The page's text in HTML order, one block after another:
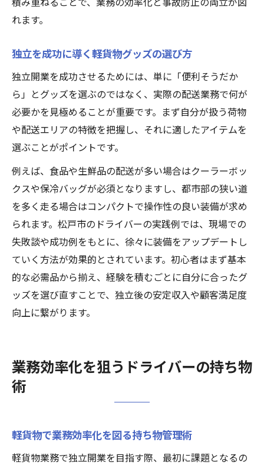
れます。
独立を成功に導く軽貨物グッズの選び方
独立開業を成功させるためには、単に「便利そうだか
ら」とグッズを選ぶのではなく、実際の配送業務で何が
必要かを見極めることが重要です。まず自分が扱う荷物
や配送エリアの特徴を把握し、それに適したアイテムを
選ぶことがポイントです。
例えば、食品や生鮮品の配送が多い場合はクーラーボッ
クスや保冷バッグが必須となりますし、都市部の狭い道
を多く走る場合はコンパクトで操作性の良い装備が求め
られます。松戸市のドライバーの実践例では、現場での
失敗談や成功例をもとに、徐々に装備をアップデートし
ていく方法が効果的とされています。初心者はまず基本
的な必需品から揃え、経験を積むごとに自分に合ったグ
ッズを選び直すことで、独立後の安定収入や顧客満足度
向上に繋がります。
業務効率化を狙うドライバーの持ち物
術
軽貨物で業務効率化を図る持ち物管理術
軽貨物業務で独立開業を目指す際、最初に課題となるの